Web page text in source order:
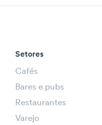
Setores
Cafés
Bares e pubs
Restaurantes
Varejo